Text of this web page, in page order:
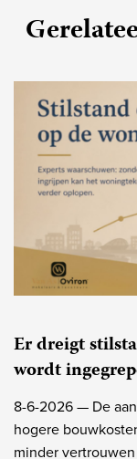
Er dreigt
wordt
8-6-2026 — De
hogere
minder